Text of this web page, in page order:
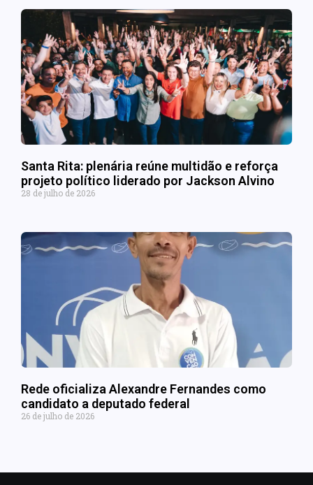
Santa Rita: plenária reúne multidão e reforça
projeto político liderado por Jackson Alvino
28 de julho de 2026
Rede oficializa Alexandre Fernandes como
candidato a deputado federal
26 de julho de 2026